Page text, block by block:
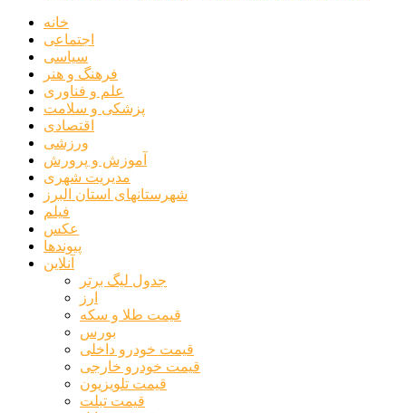
خانه
اجتماعی
سیاسی
فرهنگ و هنر
علم و فناوری
پزشکی و سلامت
اقتصادی
ورزشی
آموزش و پرورش
مدیریت شهری
شهرستانهای استان البرز
فیلم
عکس
پیوندها
آنلاین
جدول لیگ برتر
ارز
قیمت طلا و سکه
بورس
قیمت خودرو داخلی
قیمت خودرو خارجی
قیمت تلویزیون
قیمت تبلت